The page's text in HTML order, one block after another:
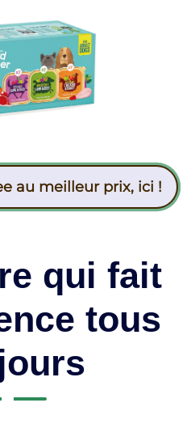
au meilleur prix, ici !
qui fait
tous